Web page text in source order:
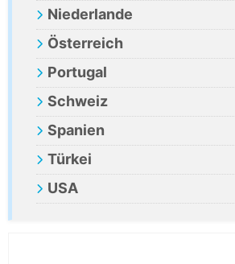
Niederlande
Österreich
Portugal
Schweiz
Spanien
Türkei
USA